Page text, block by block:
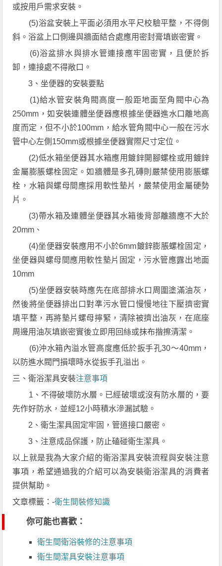
或按用戶需求安裝。
(5)浴盆安裝上平面必須用水平尺校驗平整，不得側
斜。浴盆上口側邊與牆面結合處應用密封膏填嵌密實。
(6)浴盆排水與排水管連接應牢固密實，且便於拆
卸，連接處不得敞口。
3、坐便器的安裝要點
(1)給水管安裝角閥高度一般距地面至角閥中心為
250mm，如安裝連體坐便器應根據坐便器進水口離地高
度而定，但不小於100mm，給水管角閥中心一般在污水
管中心左側150mm或根據坐便器實際尺寸定位。
(2)低水箱坐便器其水箱應用鍍鋅開腳螺栓或用鍍鋅
金屬膨脹螺栓固定。如牆體是多孔磚則嚴禁使用膨脹螺
栓，水箱與螺母間應採用軟性墊片，嚴禁使用金屬硬勢
片。
(3)帶水箱及連體坐便器其水箱後背部離牆應不大於
20mm、
(4)坐便器安裝應用不小於6mm鍍鋅膨脹螺栓固定，
坐便器與螺母間應用軟性墊片固定，污水管應露出地面
10mm
(5)坐便器安裝時應先在底部排水口周圍塗滿油灰，
然後將坐便器排出口對準污水管口慢慢地往下壓擠密實
填平整，再將墊片螺母擰緊，清除被擠出油灰，在底座
周邊用油灰填嵌密實後立即用回絲或抹布揩擦清潔。
(6)沖水箱內溢水管高度應低於扳手孔30～40mm，
以防進水閥門損壞時水從扳手孔溢出。
三、衛浴潔具安裝注意事項
1、不得破壞防水層。已經破壞或沒有防水層的，要
先作好防水，並經12小時積水滲漏試驗。
2、衛生潔具固定牢固，管道接口嚴密。
3、注意成品保護，防止磕碰衛生潔具。
以上就是我為大家介紹的衛浴潔具安裝流程與安裝注意
事項，希望通過我的介紹可以為安裝衛浴潔具的消費者
提供幫助。
文章標籤：-衛生間裝修知識
你可能也喜歡：
衛生間衛浴裝修的注意事項
衛生間潔具安裝注意事項